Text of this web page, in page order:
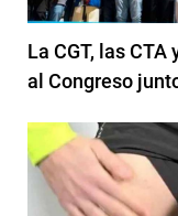
La CGT, las
al Congreso